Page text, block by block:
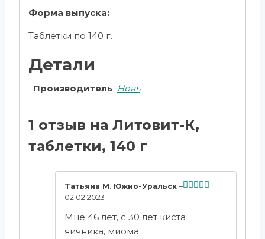
Форма выпуска:
Таблетки по 140 г.
Детали
Производитель Новь
1 отзыв на Литовит-К,
таблетки, 140 г
Татьяна М. Южно-Уральск –
02.02.2023
Мне 46 лет, с 30 лет киста
яичника, миома.